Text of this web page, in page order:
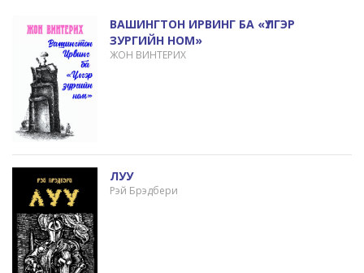
ВАШИНГТОН ИРВИНГ БА «ҮЛГЭР
ЗУРГИЙН НОМ»
ЖОН ВИНТЕРИХ
ЛУУ
Рэй Брэдбери